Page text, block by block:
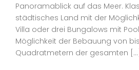
Panoramablick auf das Meer.
städtisches Land mit der
Villa oder drei Bungalows mit
Möglichkeit der Bebauung von bis
Quadratmetern der gesamten […]